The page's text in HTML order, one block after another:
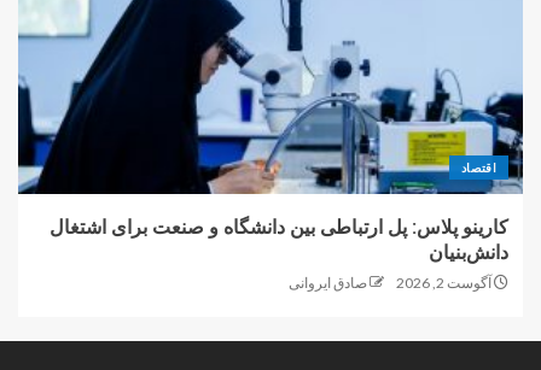
اقتصاد
کارینو پلاس: پل ارتباطی بین دانشگاه و صنعت برای اشتغال
دانش‌بنیان
آگوست 2, 2026 صادق ایروانی